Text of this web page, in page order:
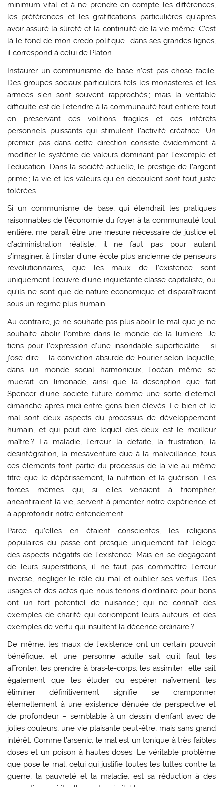
minimum vital et à ne prendre en compte les différences,
les préférences et les gratifications particulières qu’après
avoir assuré la sûreté et la continuité de la vie même. C’est
là le fond de mon credo politique ; dans ses grandes lignes,
il correspond à celui de Platon.
Instaurer un communisme de base n’est pas chose facile.
Des groupes sociaux particuliers tels les monastères et les
armées s’en sont souvent rapprochés ; mais la véritable
difficulté est de l’étendre à la communauté tout entière tout
en préservant ces volitions fragiles et ces intérêts
personnels puissants qui stimulent l’activité créatrice. Un
premier pas dans cette direction consiste évidemment à
modifier le système de valeurs dominant par l’exemple et
l’éducation. Dans la société actuelle, le prestige de l’argent
prime ; la vie et les valeurs qui en découlent sont tout juste
tolérées.
Si un communisme de base, qui étendrait les pratiques
raisonnables de l’économie du foyer à la communauté tout
entière, me paraît être une mesure nécessaire de justice et
d’administration réaliste, il ne faut pas pour autant
s’imaginer, à l’instar d’une école plus ancienne de penseurs
révolutionnaires, que les maux de l’existence sont
uniquement l’œuvre d’une inquiétante classe capitaliste, ou
qu’ils ne sont que de nature économique et disparaîtraient
sous un régime plus humain.
Au contraire, je ne souhaite pas plus abolir le mal que je ne
souhaite abolir l’ombre dans le monde de la lumière. Je
tiens pour l’expression d’une insondable superficialité – si
j’ose dire – la conviction absurde de Fourier selon laquelle,
dans un monde social harmonieux, l’océan même se
muerait en limonade, ainsi que la description que fait
Spencer d’une société future comme une sorte d’éternel
dimanche après-midi entre gens bien élevés. Le bien et le
mal sont deux aspects du processus de développement
humain, et qui peut dire lequel des deux est le meilleur
maître ? La maladie, l’erreur, la défaite, la frustration, la
désintégration, la mésaventure due à la malveillance, tous
ces éléments font partie du processus de la vie au même
titre que le dépérissement, la nutrition et la guérison. Les
forces mêmes qui, si elles venaient à triompher,
anéantiraient la vie, servent à pimenter notre expérience et
à approfondir notre entendement.
Parce qu’elles en étaient conscientes, les religions
populaires du passé ont presque uniquement fait l’éloge
des aspects négatifs de l’existence. Mais en se dégageant
de leurs superstitions, il ne faut pas commettre l’erreur
inverse, négliger le rôle du mal et oublier ses vertus. Des
usages et des actes que nous tenons d’ordinaire pour bons
ont un fort potentiel de nuisance ; qui ne connaît des
exemples de charité qui corrompent leurs auteurs, et des
exemples de vertu qui insultent la décence ordinaire ?
De même, les maux de l’existence ont un certain pouvoir
bénéfique, et une personne adulte sait qu’il faut les
affronter, les prendre à bras-le-corps, les assimiler ; elle sait
également que les éluder ou espérer naïvement les
éliminer définitivement signifie se cramponner
éternellement à une existence dénuée de perspective et
de profondeur – semblable à un dessin d’enfant avec de
jolies couleurs, une vie plaisante peut-être, mais sans grand
intérêt. Comme l’arsenic, le mal est un tonique à très faibles
doses et un poison à hautes doses. Le véritable problème
que pose le mal, celui qui justifie toutes les luttes contre la
guerre, la pauvreté et la maladie, est sa réduction à des